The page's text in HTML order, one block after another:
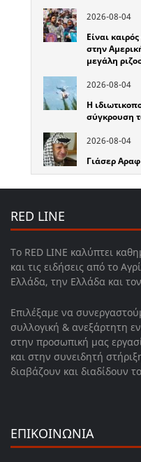
2026-08-04
Είναι
στην
μεγάλη
2026-08-04
Η
σύγκρουση
2026-08-04
Γιάσερ
RED LINE
Το RED LINE καλύπτει
και τις ειδήσεις από το
Ελλάδα, την Ελλάδα και
Επιλέξαμε να
συλλογική & ανεξάρτητη
στην προσωπική μας
και στην συνειδητή
διαβάζουν και διαδίδουν
ΕΠΙΚΟΙΝΩΝΙΑ